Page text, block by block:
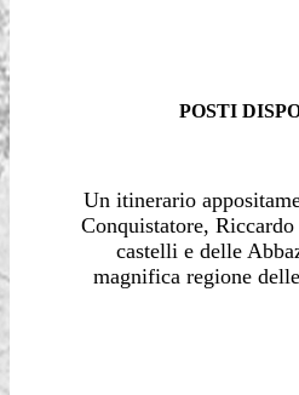
POSTI
Un itinerario
Conquistatore,
castelli e delle
magnifica regione